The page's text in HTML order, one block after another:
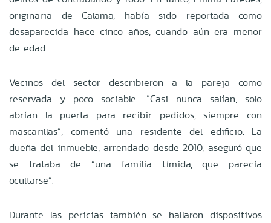
originaria de Calama, había sido reportada como
desaparecida hace cinco años, cuando aún era menor
de edad.
Vecinos del sector describieron a la pareja como
reservada y poco sociable. “Casi nunca salían, solo
abrían la puerta para recibir pedidos, siempre con
mascarillas”, comentó una residente del edificio. La
dueña del inmueble, arrendado desde 2010, aseguró que
se trataba de “una familia tímida, que parecía
ocultarse”.
Durante las pericias también se hallaron dispositivos